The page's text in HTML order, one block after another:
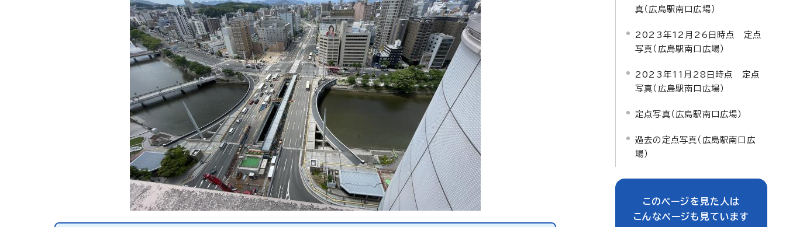
真（広島駅南口広場）
2023年12月26日時点 定点
写真（広島駅南口広場）
2023年11月28日時点 定点
写真（広島駅南口広場）
定点写真（広島駅南口広場）
過去の定点写真（広島駅南口広
場）
このページを見た人は
こんなページも見ています